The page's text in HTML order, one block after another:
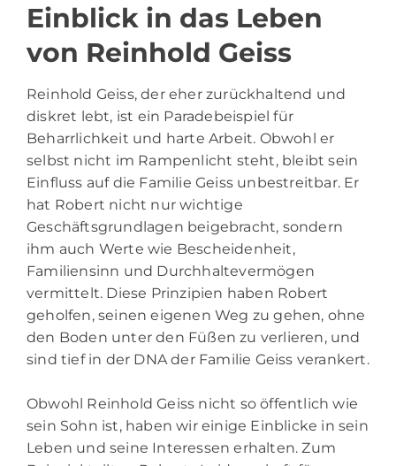
Einblick in das Leben
von Reinhold Geiss
Reinhold Geiss, der eher zurückhaltend und
diskret lebt, ist ein Paradebeispiel für
Beharrlichkeit und harte Arbeit. Obwohl er
selbst nicht im Rampenlicht steht, bleibt sein
Einfluss auf die Familie Geiss unbestreitbar. Er
hat Robert nicht nur wichtige
Geschäftsgrundlagen beigebracht, sondern
ihm auch Werte wie Bescheidenheit,
Familiensinn und Durchhaltevermögen
vermittelt. Diese Prinzipien haben Robert
geholfen, seinen eigenen Weg zu gehen, ohne
den Boden unter den Füßen zu verlieren, und
sind tief in der DNA der Familie Geiss verankert.
Obwohl Reinhold Geiss nicht so öffentlich wie
sein Sohn ist, haben wir einige Einblicke in sein
Leben und seine Interessen erhalten. Zum